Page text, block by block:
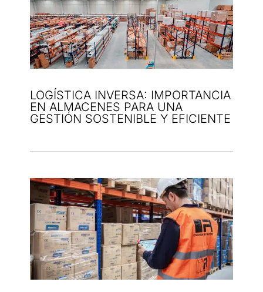
LOGÍSTICA INVERSA: IMPORTANCIA
EN ALMACENES PARA UNA
GESTIÓN SOSTENIBLE Y EFICIENTE